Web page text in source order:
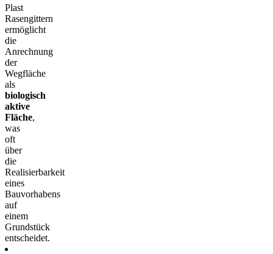
Plast
Rasengittern
ermöglicht
die
Anrechnung
der
Wegfläche
als
biologisch
aktive
Fläche,
was
oft
über
die
Realisierbarkeit
eines
Bauvorhabens
auf
einem
Grundstück
entscheidet.